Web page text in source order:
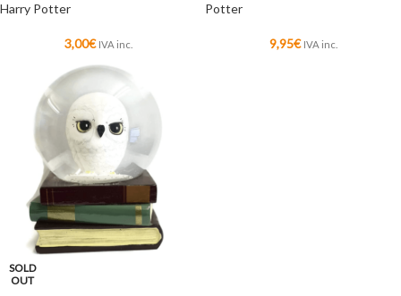
Harry Potter
3,00€ IVA inc.
Potter
9,95€ IVA inc.
SOLD
OUT